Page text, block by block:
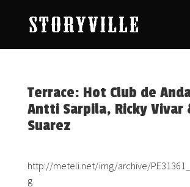
Terrace: Hot Club de
Antti Sarpila, Ricky Vivar
Suarez
http://meteli.net/img/archive/
g